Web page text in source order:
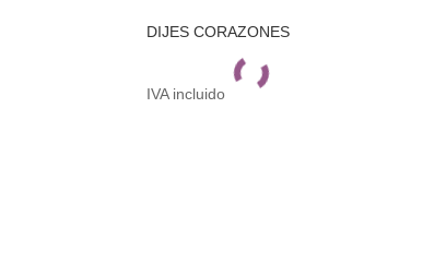
DIJES CORAZONES
IVA incluido